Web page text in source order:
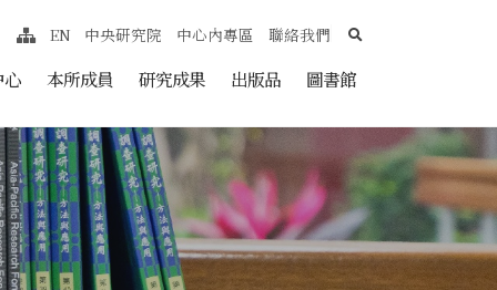
心 本所成員 研究成果 出版品 圖書館
網站導覽
EN 中央研究院 中心內專區 聯絡我們 search